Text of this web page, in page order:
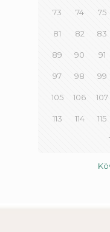
73 74 75
81 82 83
89 90 91
97 98 99
105 106 107
113 114 115